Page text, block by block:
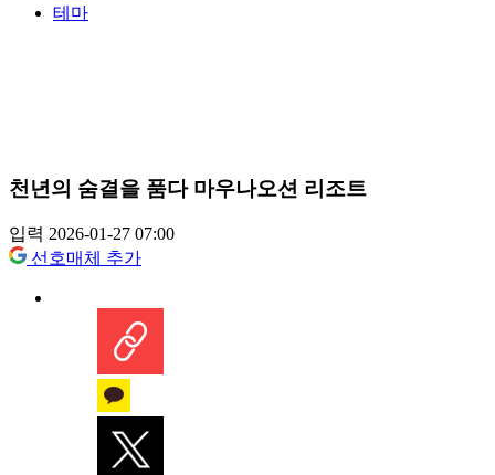
테마
천년의 숨결을 품다 마우나오션 리조트
입력 2026-01-27 07:00
선호매체 추가